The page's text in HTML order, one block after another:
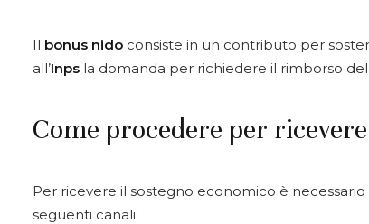
Il bonus nido consiste in un contributo per
all’Inps la domanda per richiedere il rimborso
Come procedere per
Per ricevere il sostegno economico è
seguenti canali: